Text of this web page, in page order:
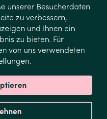
das Hotel Estheréa
die
Technologien sind
unserer Besucherdaten
zu verbessern,
und Ihnen ein
zu bieten. Für
von uns verwendeten